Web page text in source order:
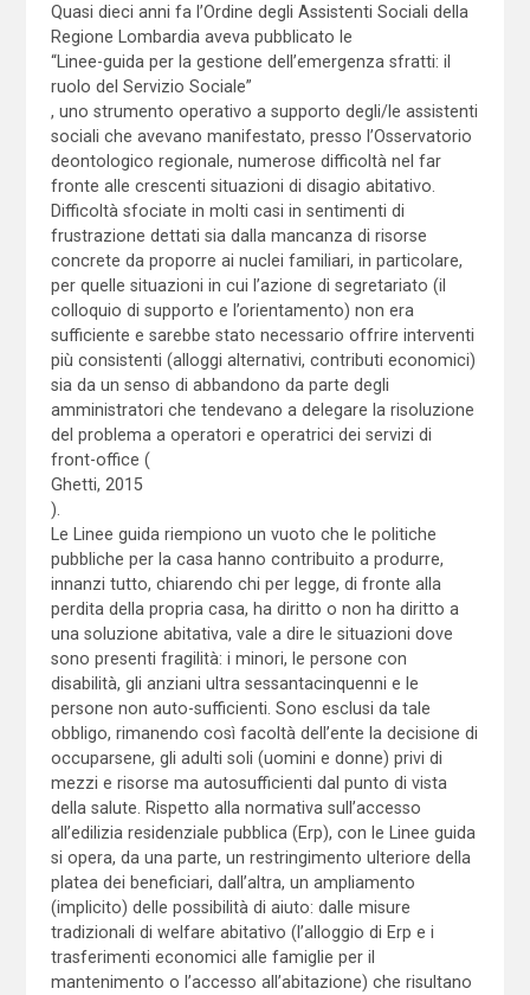
Quasi dieci anni fa l’Ordine degli Assistenti Sociali della
Regione Lombardia aveva pubblicato le
“Linee-guida per la gestione dell’emergenza sfratti: il
ruolo del Servizio Sociale”
, uno strumento operativo a supporto degli/le assistenti
sociali che avevano manifestato, presso l’Osservatorio
deontologico regionale, numerose difficoltà nel far
fronte alle crescenti situazioni di disagio abitativo.
Difficoltà sfociate in molti casi in sentimenti di
frustrazione dettati sia dalla mancanza di risorse
concrete da proporre ai nuclei familiari, in particolare,
per quelle situazioni in cui l’azione di segretariato (il
colloquio di supporto e l’orientamento) non era
sufficiente e sarebbe stato necessario offrire interventi
più consistenti (alloggi alternativi, contributi economici)
sia da un senso di abbandono da parte degli
amministratori che tendevano a delegare la risoluzione
del problema a operatori e operatrici dei servizi di
front-office (
Ghetti, 2015
).
Le Linee guida riempiono un vuoto che le politiche
pubbliche per la casa hanno contribuito a produrre,
innanzi tutto, chiarendo chi per legge, di fronte alla
perdita della propria casa, ha diritto o non ha diritto a
una soluzione abitativa, vale a dire le situazioni dove
sono presenti fragilità: i minori, le persone con
disabilità, gli anziani ultra sessantacinquenni e le
persone non auto-sufficienti. Sono esclusi da tale
obbligo, rimanendo così facoltà dell’ente la decisione di
occuparsene, gli adulti soli (uomini e donne) privi di
mezzi e risorse ma autosufficienti dal punto di vista
della salute. Rispetto alla normativa sull’accesso
all’edilizia residenziale pubblica (Erp), con le Linee guida
si opera, da una parte, un restringimento ulteriore della
platea dei beneficiari, dall’altra, un ampliamento
(implicito) delle possibilità di aiuto: dalle misure
tradizionali di welfare abitativo (l’alloggio di Erp e i
trasferimenti economici alle famiglie per il
mantenimento o l’accesso all’abitazione) che risultano